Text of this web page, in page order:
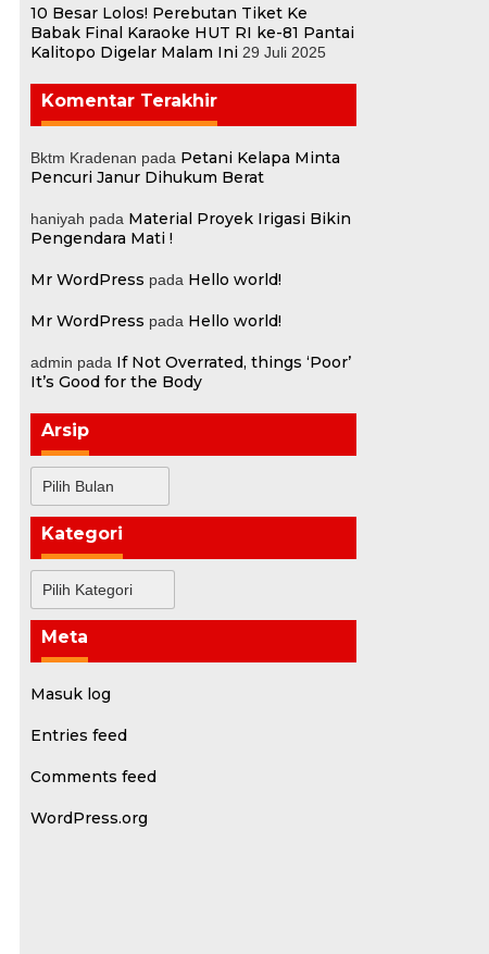
10 Besar Lolos! Perebutan Tiket Ke
Babak Final Karaoke HUT RI ke-81 Pantai
Kalitopo Digelar Malam Ini 29 Juli 2025
Komentar Terakhir
Bktm Kradenan pada Petani Kelapa Minta
Pencuri Janur Dihukum Berat
haniyah pada Material Proyek Irigasi Bikin
Pengendara Mati !
Mr WordPress pada Hello world!
Mr WordPress pada Hello world!
admin pada If Not Overrated, things ‘Poor’
It’s Good for the Body
Arsip
Kategori
Meta
Masuk log
Entries feed
Comments feed
WordPress.org